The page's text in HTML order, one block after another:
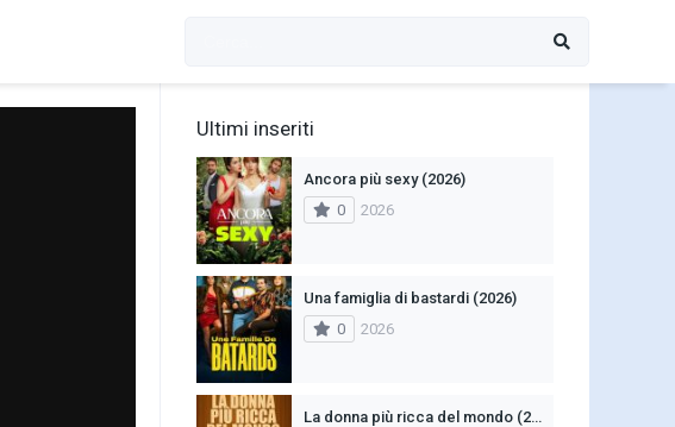
Ultimi inseriti
Ancora più sexy (2026)
0
2026
Una famiglia di bastardi (2026)
0
2026
La donna più ricca del mondo (2025)